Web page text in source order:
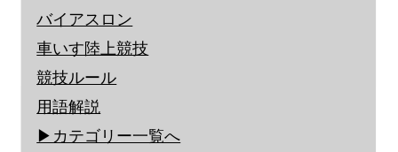
バイアスロン
車いす陸上競技
競技ルール
用語解説
▶︎カテゴリー一覧へ